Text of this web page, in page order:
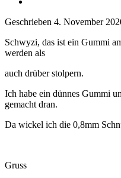
Geschrieben 4. November
Schwyzi, das ist ein Gummi
werden als
auch drüber stolpern.
Ich habe ein dünnes Gummi
gemacht dran.
Da wickel ich die 0,8mm
Gruss